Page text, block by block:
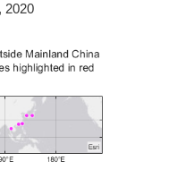
2020